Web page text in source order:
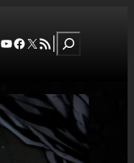
YouTube
Facebook
X RSS FeedSzukaj